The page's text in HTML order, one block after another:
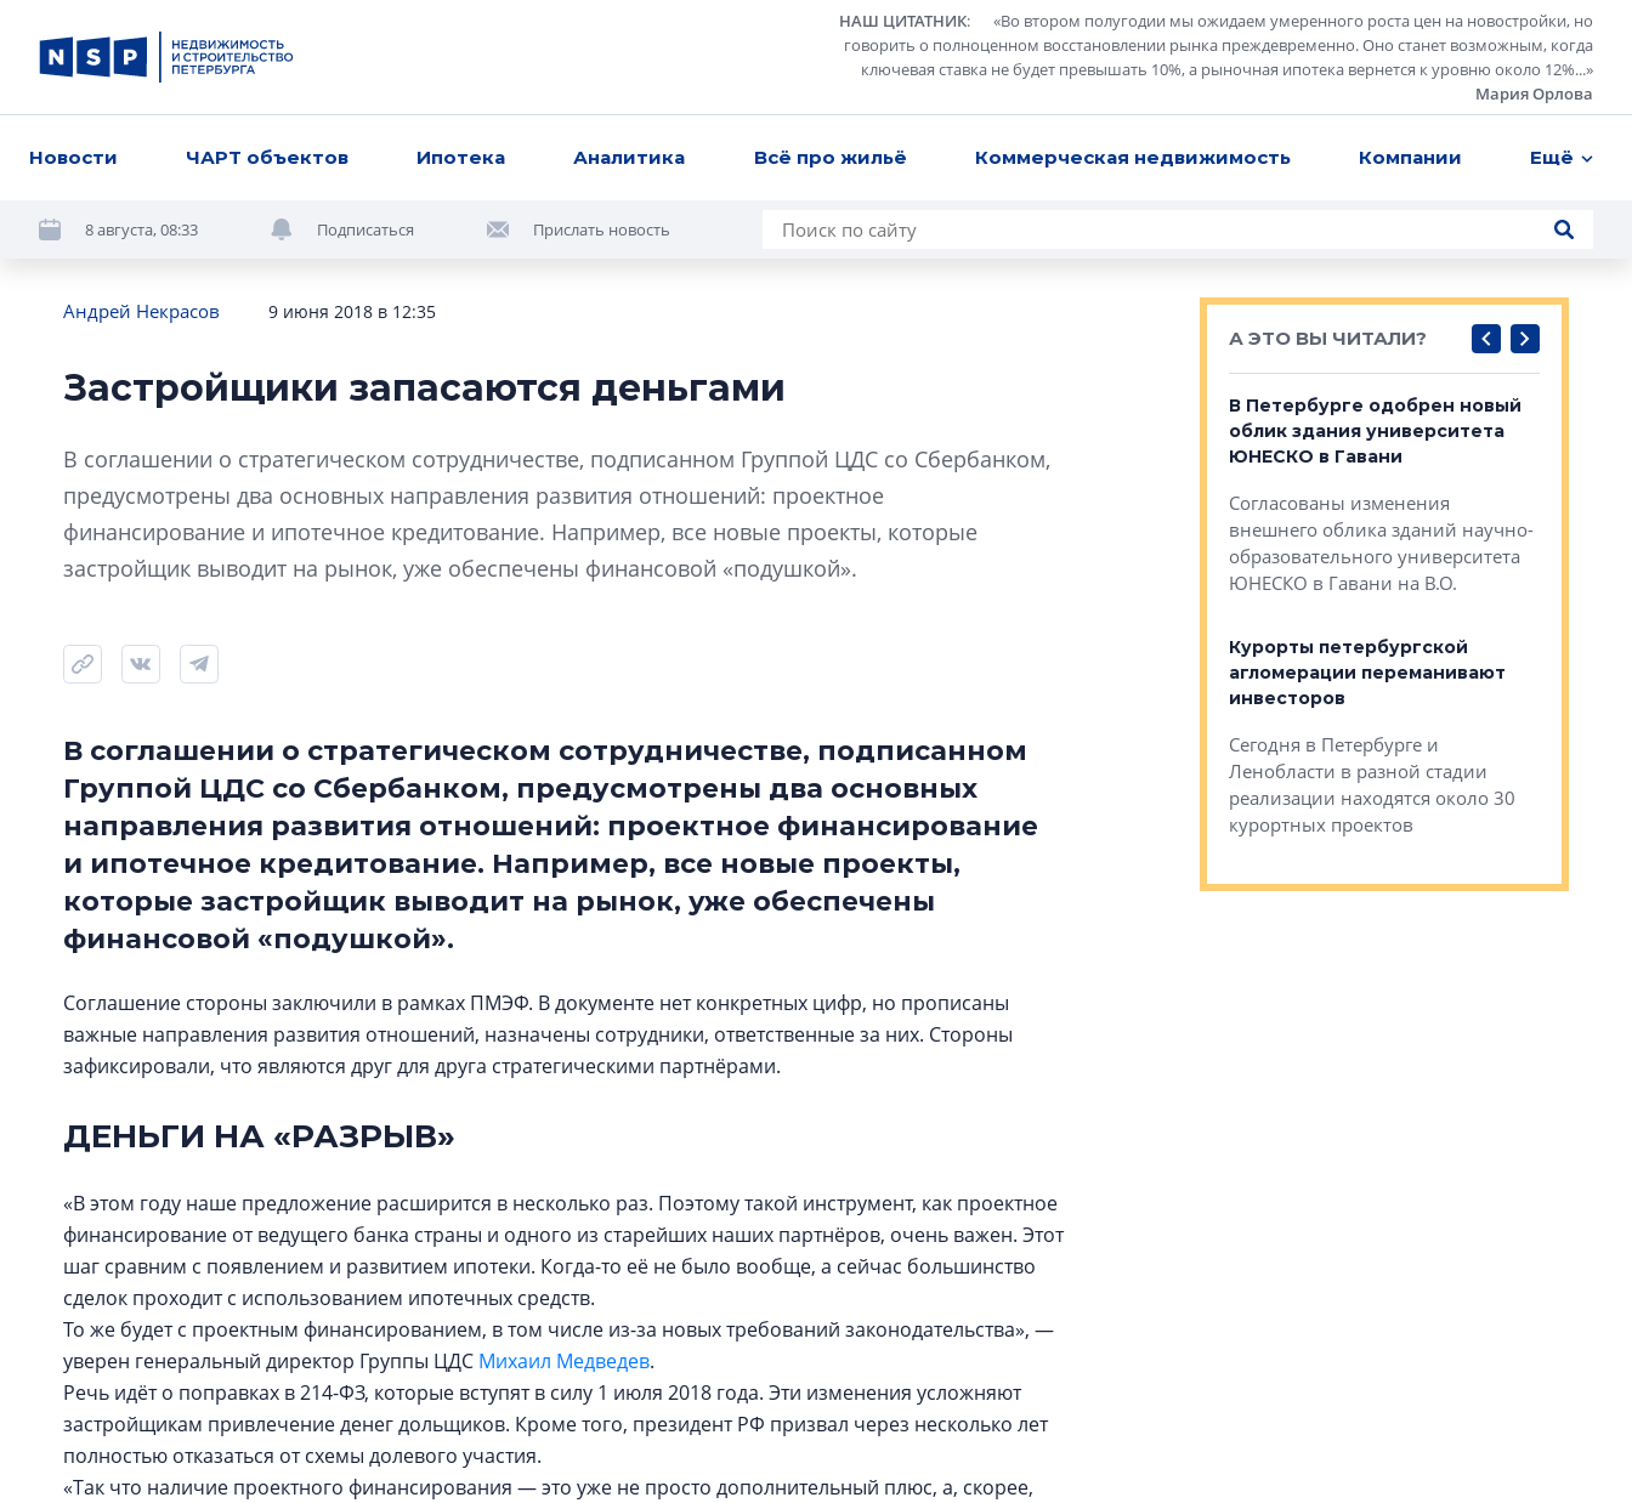
НАШ ЦИТАТНИК: «Во втором полугодии мы ожидаем умеренного роста цен на новостройки, но
говорить о полноценном восстановлении рынка преждевременно. Оно станет возможным, когда
ключевая ставка не будет превышать 10%, а рыночная ипотека вернется к уровню около 12%...»
Мария Орлова
Новости ЧАРТ объектов Ипотека Аналитика Всё про жильё Коммерческая недвижимость Компании Ещё
8 августа, 08:33 Подписаться Прислать новость
Андрей Некрасов 9 июня 2018 в 12:35
Застройщики запасаются деньгами
В соглашении о стратегическом сотрудничестве, подписанном Группой ЦДС со Сбербанком,
предусмотрены два основных направления развития отношений: проектное
финансирование и ипотечное кредитование. Например, все новые проекты, которые
застройщик выводит на рынок, уже обеспечены финансовой «подушкой».
В соглашении о стратегическом сотрудничестве, подписанном
Группой ЦДС со Сбербанком, предусмотрены два основных
направления развития отношений: проектное финансирование
и ипотечное кредитование. Например, все новые проекты,
которые застройщик выводит на рынок, уже обеспечены
финансовой «подушкой».
Соглашение стороны заключили в рамках ПМЭФ. В документе нет конкретных цифр, но прописаны
важные направления развития отношений, назначены сотрудники, ответственные за них. Стороны
зафиксировали, что являются друг для друга стратегическими партнёрами.
ДЕНЬГИ НА «РАЗРЫВ»
«В этом году наше предложение расширится в несколько раз. Поэтому такой инструмент, как проектное
финансирование от ведущего банка страны и одного из старейших наших партнёров, очень важен. Этот
шаг сравним с появлением и развитием ипотеки. Когда-то её не было вообще, а сейчас большинство
сделок проходит с использованием ипотечных средств.
То же будет с проектным финансированием, в том числе из-за новых требований законодательства», —
уверен генеральный директор Группы ЦДС Михаил Медведев.
Речь идёт о поправках в 214-ФЗ, которые вступят в силу 1 июля 2018 года. Эти изменения усложняют
застройщикам привлечение денег дольщиков. Кроме того, президент РФ призвал через несколько лет
полностью отказаться от схемы долевого участия.
«Так что наличие проектного финансирования — это уже не просто дополнительный плюс, а, скорее,
А ЭТО ВЫ ЧИТАЛИ?
Усадьба Торосово — антидот от
В Петербурге одобрен новый
облик здания университета
ЮНЕСКО в Гавани
Согласованы изменения
внешнего облика зданий научно-
образовательного университета
ЮНЕСКО в Гавани на В.О.
Курорты петербургской
агломерации переманивают
инвесторов
Сегодня в Петербурге и
Ленобласти в разной стадии
реализации находятся около 30
курортных проектов